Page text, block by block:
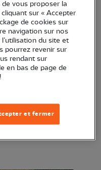
avec le
Loire
traces et
sauvages.
poils et plumes
apprendrons à
à Saint-Émiland.
ou via
vous proposer la
sur « Accepter
de cookies sur
navigation sur nos
du site et
pourrez revenir sur
rendant sur
en bas de page de
et fermer